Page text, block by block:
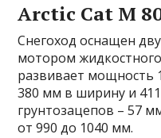
Arctic Cat M
Снегоход оснащен
мотором
развивает мощность
380 мм в ширину и
грунтозацепов – 57
от 990 до 1040 мм.